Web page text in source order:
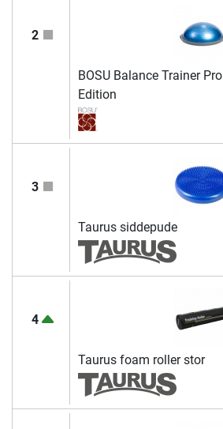
2
BOSU Balance Trainer Pro
Edition
3
Taurus siddepude
4
Taurus foam roller stor